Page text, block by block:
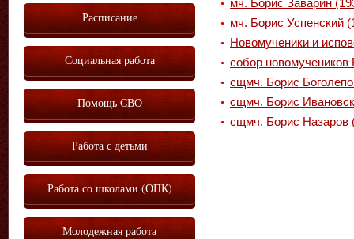
мч. Борис Заварин
мч. Борис Успенский
Новомученики и
собор новомучеников
сщмч. Борис
сщмч. Борис
сщмч. Борис Назаров
Расписание
Социальная работа
Помощь СВО
Работа с детьми
Работа со школами (ОПК)
Молодежная работа